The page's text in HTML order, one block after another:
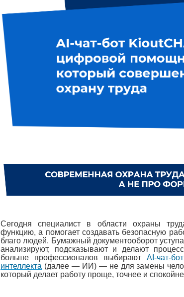
Сегодня специалист в области охраны
функцию, а помогает создавать безопасную
благо людей. Бумажный документооборот
анализируют, подсказывают и делают
больше профессионалов выбирают AI-чат-
интеллекта (далее — ИИ) — не для замены
который делает работу проще, точнее и